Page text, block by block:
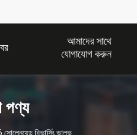
আমাদের সাথে
যোগাযোগ করুন
পণ্য
রিভার্সিং ভালভ